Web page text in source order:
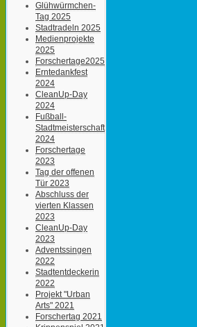
Glühwürmchen-
Tag 2025
Stadtradeln 2025
Medienprojekte
2025
Forschertage2025
Erntedankfest
2024
CleanUp-Day
2024
Fußball-
Stadtmeisterschaft
2024
Forschertage
2023
Tag der offenen
Tür 2023
Abschluss der
vierten Klassen
2023
CleanUp-Day
2023
Adventssingen
2022
Stadtentdeckerin
2022
Projekt "Urban
Arts" 2021
Forschertag 2021